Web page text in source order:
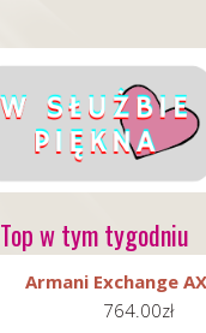
Top w tym tygodniu
Armani Exchange
764.00zł